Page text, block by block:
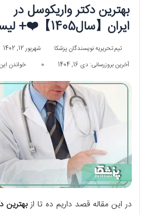
بهترین دکتر واریکوسل در
ایران【سال1405】❤️+ لیست 10 تایی
تیم تحریریه نویسندگان پزشکا
شهریور 12, 1402
آخرین بروزرسانی: دی 16, 1404
0 خواندن این
در این مقاله قصد داریم ده تا ازبهترین